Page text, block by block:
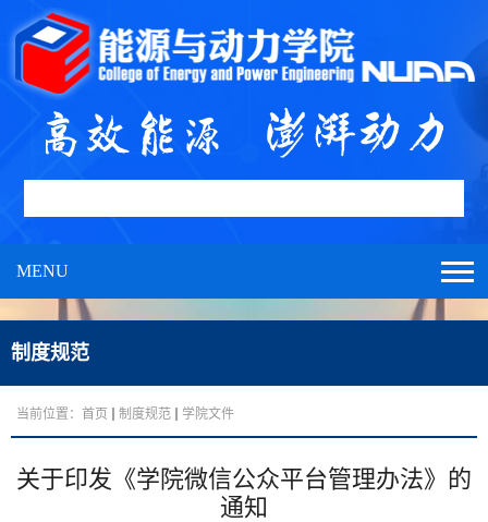
MENU
制度规范
当前位置： 首页 制度规范 学院文件
关于印发《学院微信公众平台管理办法》的
通知